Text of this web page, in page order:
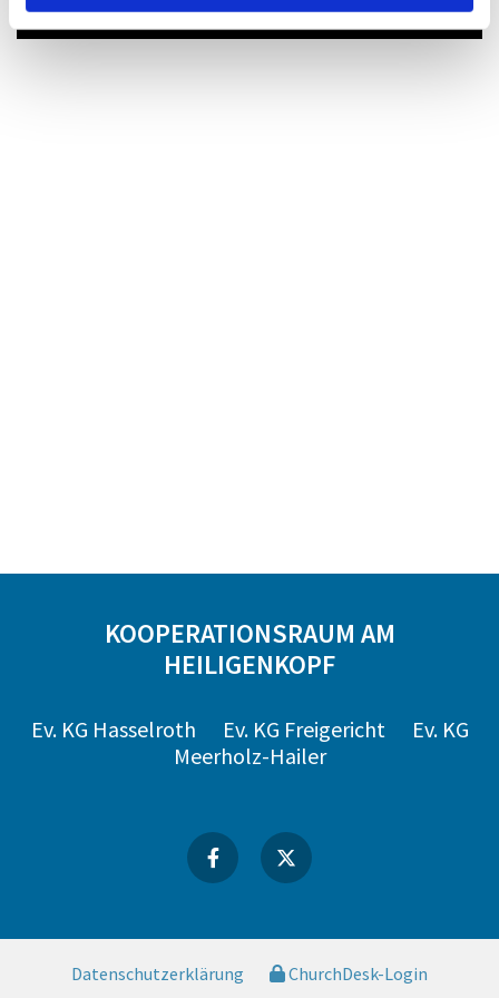
KOOPERATIONSRAUM AM
HEILIGENKOPF
Ev. KG Hasselroth Ev. KG Freigericht
Ev. KG
Meerholz-Hailer
Datenschutzerklärung ChurchDesk-Login